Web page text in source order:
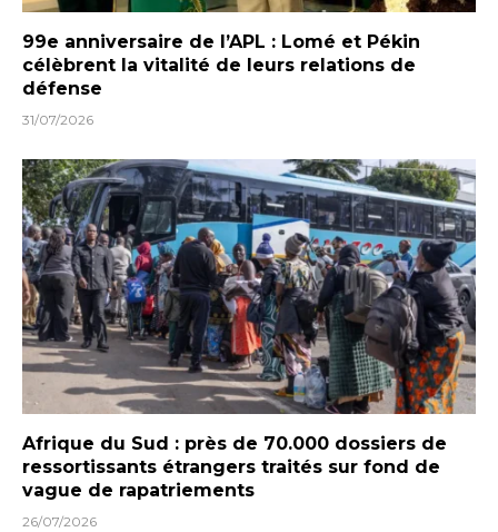
99e anniversaire de l’APL : Lomé et Pékin
célèbrent la vitalité de leurs relations de
défense
31/07/2026
Afrique du Sud : près de 70.000 dossiers de
ressortissants étrangers traités sur fond de
vague de rapatriements
26/07/2026